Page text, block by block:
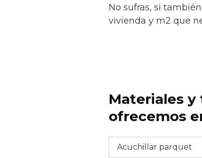
No sufras, si
vivienda y m2 que
Materiales
ofrecemos
Acuchillar parquet